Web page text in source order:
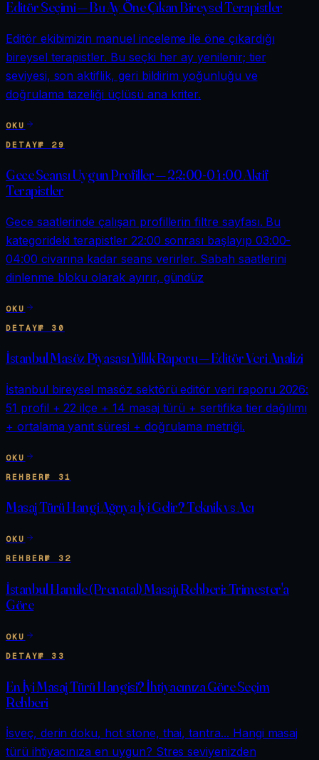
Editör Seçimi — Bu Ay Öne Çıkan Bireysel Terapistler
Editör ekibimizin manuel inceleme ile öne çıkardığı
bireysel terapistler. Bu seçki her ay yenilenir; tier
seviyesi, son aktiflik, geri bildirim yoğunluğu ve
doğrulama tazeliği üçlüsü ana kriter.
OKU
DETAY№ 29
Gece Seansı Uygun Profiller — 22:00-04:00 Aktif
Terapistler
Gece saatlerinde çalışan profillerin filtre sayfası. Bu
kategorideki terapistler 22:00 sonrası başlayıp 03:00-
04:00 civarına kadar seans verirler. Sabah saatlerini
dinlenme bloku olarak ayırır, gündüz
OKU
DETAY№ 30
İstanbul Masöz Piyasası Yıllık Raporu — Editör Veri Analizi
İstanbul bireysel masöz sektörü editör veri raporu 2026:
51 profil + 22 ilçe + 14 masaj türü + sertifika tier dağılımı
+ ortalama yanıt süresi + doğrulama metriği.
OKU
REHBER№ 31
Masaj Türü Hangi Ağrıya İyi Gelir? Teknik vs Acı
OKU
REHBER№ 32
İstanbul Hamile (Prenatal) Masajı Rehberi: Trimester'a
Göre
OKU
DETAY№ 33
En İyi Masaj Türü Hangisi? İhtiyacınıza Göre Seçim
Rehberi
İsveç, derin doku, hot stone, thai, tantra... Hangi masaj
türü ihtiyacınıza en uygun? Stres seviyenizden